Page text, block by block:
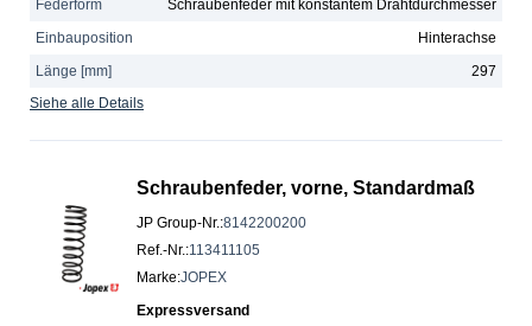
Federform
Schraubenfeder mit konstantem Drahtdurchmesser
Einbauposition
Hinterachse
Länge [mm]
297
Siehe alle Details
Schraubenfeder, vorne, Standardmaß
JP Group-Nr.:8142200200
Ref.-Nr.:113411105
Marke:JOPEX
Expressversand